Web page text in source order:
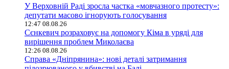
У Верховній Раді зросла частка «мовчазного протесту»:
депутати масово ігнорують голосування
12:47 08.08.26
Сєнкевич розраховує на допомогу Кіма в уряді для
вирішення проблем Миколаєва
12:26 08.08.26
Справа «Дніпрянина»: нові деталі затримання